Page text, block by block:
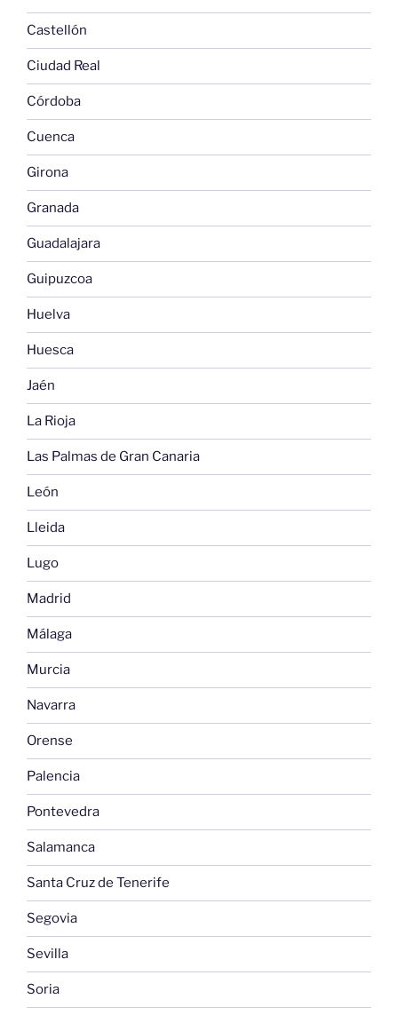
Castellón
Ciudad Real
Córdoba
Cuenca
Girona
Granada
Guadalajara
Guipuzcoa
Huelva
Huesca
Jaén
La Rioja
Las Palmas de Gran Canaria
León
Lleida
Lugo
Madrid
Málaga
Murcia
Navarra
Orense
Palencia
Pontevedra
Salamanca
Santa Cruz de Tenerife
Segovia
Sevilla
Soria